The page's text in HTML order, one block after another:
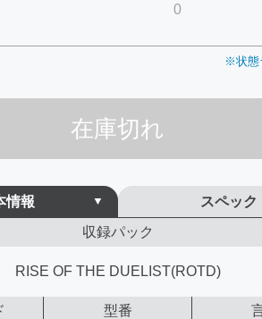
0
※状態
在庫切れ
情報
スペック
収録パック
RISE OF THE DUELIST(ROTD)
型番